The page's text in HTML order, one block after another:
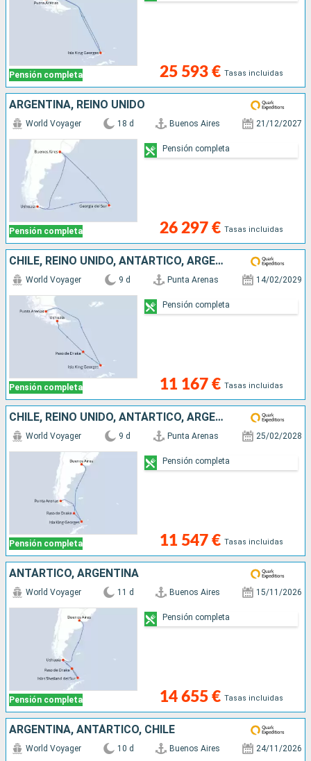
Pensión completa 25 593 € Tasas incluidas
ARGENTINA, REINO UNIDO
Pensión completa
World Voyager 18 d Buenos Aires 21/12/2027
26 297 € Tasas incluidas
Pensión completa
CHILE, REINO UNIDO, ANTÁRTICO, ARGENTINA
Pensión completa
World Voyager 9 d Punta Arenas 14/02/2029
11 167 € Tasas incluidas
Pensión completa
CHILE, REINO UNIDO, ANTÁRTICO, ARGENTINA
Pensión completa
World Voyager 9 d Punta Arenas 25/02/2028
11 547 € Tasas incluidas
Pensión completa
ANTÁRTICO, ARGENTINA
Pensión completa
World Voyager 11 d Buenos Aires 15/11/2026
14 655 € Tasas incluidas
Pensión completa
ARGENTINA, ANTÁRTICO, CHILE
World Voyager 10 d Buenos Aires 24/11/2026